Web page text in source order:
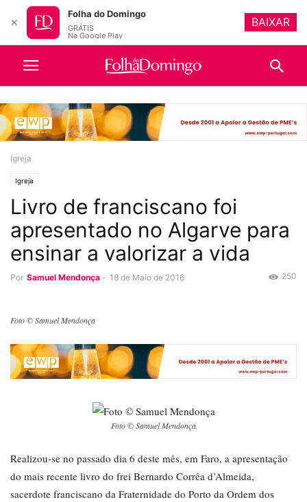
Igreja
Igreja
Livro de franciscano foi
apresentado no Algarve para
ensinar a valorizar a vida
Por Samuel Mendonça - 18 de Maio de 2016 250
Foto © Samuel Mendonça
Foto © Samuel Mendonça
Realizou-se no passado dia 6 deste mês, em Faro, a apresentação
do mais recente livro do frei Bernardo Corrêa d’Almeida,
sacerdote franciscano da Fraternidade do Porto da Ordem dos
✕
Folha do Domingo
GRÁTIS
Na Google Play
BAIXAR